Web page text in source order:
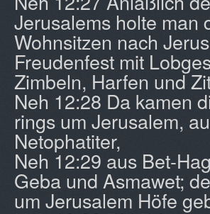
Jerusalems holte man
Wohnsitzen nach
Freudenfest mit
Zimbeln, Harfen und
Neh 12:28 Da kamen
rings um Jerusalem,
Netophatiter,
Neh 12:29 aus Bet-
Geba und Asmawet;
um Jerusalem Höfe